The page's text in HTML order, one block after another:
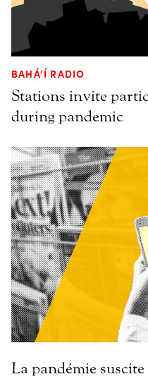
BAHÁ’Í RADIO
Stations invite
during pandemic
La pandémie